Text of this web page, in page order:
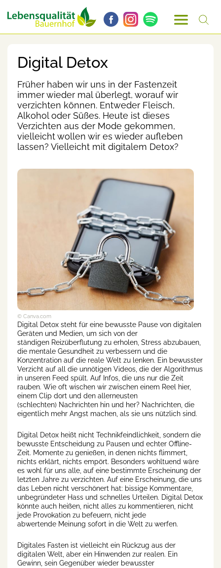
Digital Detox
Früher haben wir uns in der Fastenzeit
immer wieder mal überlegt, worauf wir
verzichten können. Entweder Fleisch,
Alkohol oder Süßes. Heute ist dieses
Verzichten aus der Mode gekommen,
vielleicht wollen wir es wieder aufleben
lassen? Vielleicht mit digitalem Detox?
© Canva.com
Digital Detox steht für eine bewusste Pause von digitalen
Geräten und Medien, um sich von der
ständigen Reizüberflutung zu erholen, Stress abzubauen,
die mentale Gesundheit zu verbessern und die
Konzentration auf die reale Welt zu lenken. Ein bewusster
Verzicht auf all die unnötigen Videos, die der Algorithmus
in unseren Feed spült. Auf Infos, die uns nur die Zeit
rauben. Wie oft wischen wir zwischen einem Reel hier,
einem Clip dort und den allerneusten
(schlechten) Nachrichten hin und her? Nachrichten, die
eigentlich mehr Angst machen, als sie uns nützlich sind.
Digital Detox heißt nicht Technikfeindlichkeit, sondern die
bewusste Entscheidung zu Pausen und echter Offline-
Zeit. Momente zu genießen, in denen nichts flimmert,
nichts erklärt, nichts empört. Besonders wohltuend wäre
es wohl für uns alle, auf eine bestimmte Erscheinung der
letzten Jahre zu verzichten. Auf eine Erscheinung, die uns
das Leben nicht verschönert hat: bissige Kommentare,
unbegründeter Hass und schnelles Urteilen. Digital Detox
könnte auch heißen, nicht alles zu kommentieren, nicht
jede Provokation zu befeuern, nicht jede
abwertende Meinung sofort in die Welt zu werfen.
Digitales Fasten ist vielleicht ein Rückzug aus der
digitalen Welt, aber ein Hinwenden zur realen. Ein
Gewinn, sein Gegenüber wieder bewusster